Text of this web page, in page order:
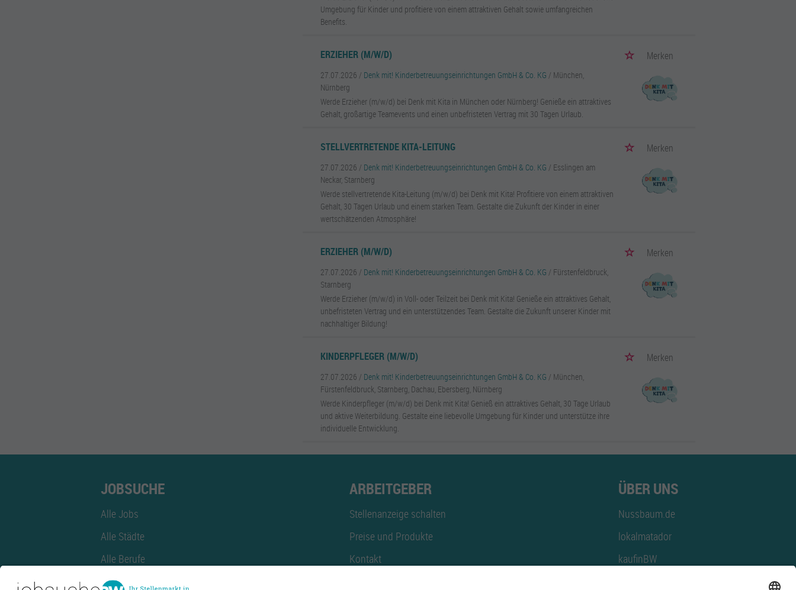
Umgebung für Kinder und profitiere von einem attraktiven Gehalt sowie umfangreichen
Benefits.
ERZIEHER (M/W/D) Merken
27.07.2026 / Denk mit! Kinderbetreuungseinrichtungen GmbH & Co. KG / München,
Nürnberg
Werde Erzieher (m/w/d) bei Denk mit Kita in München oder Nürnberg! Genieße ein attraktives
Gehalt, großartige Teamevents und einen unbefristeten Vertrag mit 30 Tagen Urlaub.
STELLVERTRETENDE KITA-LEITUNG Merken
27.07.2026 / Denk mit! Kinderbetreuungseinrichtungen GmbH & Co. KG / Esslingen am
Neckar, Starnberg
Werde stellvertretende Kita-Leitung (m/w/d) bei Denk mit Kita! Profitiere von einem attraktiven
Gehalt, 30 Tagen Urlaub und einem starken Team. Gestalte die Zukunft der Kinder in einer
wertschätzenden Atmosphäre!
ERZIEHER (M/W/D) Merken
27.07.2026 / Denk mit! Kinderbetreuungseinrichtungen GmbH & Co. KG / Fürstenfeldbruck,
Starnberg
Werde Erzieher (m/w/d) in Voll- oder Teilzeit bei Denk mit Kita! Genieße ein attraktives Gehalt,
unbefristeten Vertrag und ein unterstützendes Team. Gestalte die Zukunft unserer Kinder mit
nachhaltiger Bildung!
KINDERPFLEGER (M/W/D) Merken
27.07.2026 / Denk mit! Kinderbetreuungseinrichtungen GmbH & Co. KG / München,
Fürstenfeldbruck, Starnberg, Dachau, Ebersberg, Nürnberg
Werde Kinderpfleger (m/w/d) bei Denk mit Kita! Genieß ein attraktives Gehalt, 30 Tage Urlaub
und aktive Weiterbildung. Gestalte eine liebevolle Umgebung für Kinder und unterstütze ihre
individuelle Entwicklung.
JOBSUCHE
Alle Jobs
Alle Städte
Alle Berufe
Alle Berufe nach Stadt
ARBEITGEBER
Stellenanzeige schalten
Preise und Produkte
Kontakt
ÜBER UNS
Nussbaum.de
lokalmatador
kaufinBW